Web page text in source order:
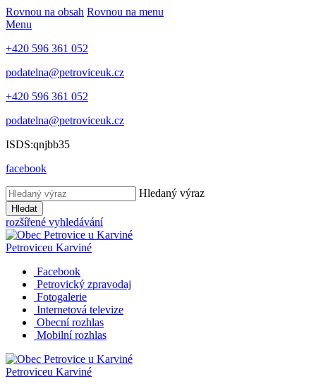
Rovnou na obsah Rovnou na menu
Menu
+420 596 361 052
podatelna@petroviceuk.cz
+420 596 361 052
podatelna@petroviceuk.cz
ISDS:qnjbb35
facebook
Hledaný výraz
Hledat
rozšířené vyhledávání
Petroviceu Karviné
Facebook
Petrovický zpravodaj
Fotogalerie
Internetová televize
Obecní rozhlas
Mobilní rozhlas
Petroviceu Karviné